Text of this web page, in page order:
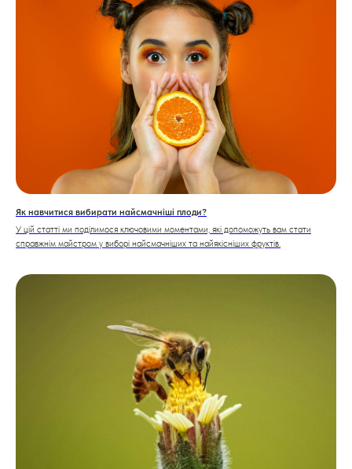
Як навчитися вибирати найсмачніші плоди?
У цій статті ми поділимося ключовими моментами, які допоможуть вам стати
справжнім майстром у виборі найсмачніших та найякісніших фруктів.